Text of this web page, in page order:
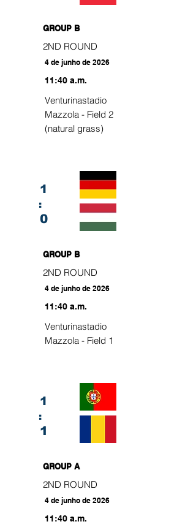
GROUP B
4 de junho de 2026
11:40 a.m.
Venturinastadio
Mazzola - Field 2
(natural grass)
2ND ROUND
1
:
0
GROUP B
4 de junho de 2026
11:40 a.m.
Venturinastadio
Mazzola - Field 1
2ND ROUND
1
:
1
GROUP A
4 de junho de 2026
11:40 a.m.
2ND ROUND